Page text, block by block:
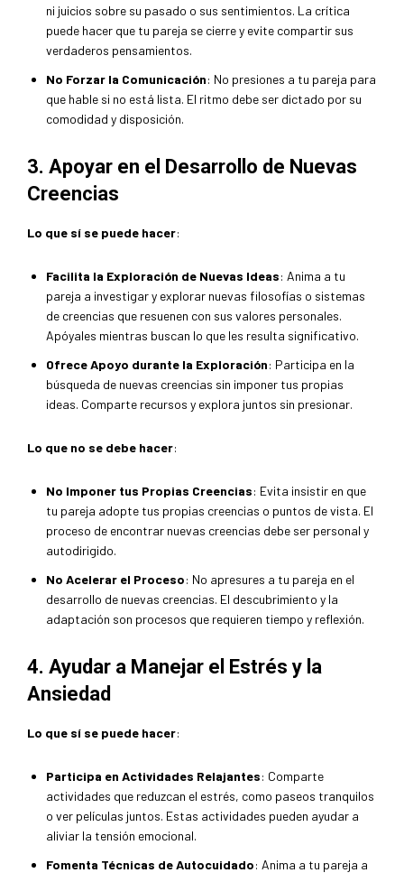
ni juicios sobre su pasado o sus sentimientos. La crítica
puede hacer que tu pareja se cierre y evite compartir sus
verdaderos pensamientos.
No Forzar la Comunicación: No presiones a tu pareja para
que hable si no está lista. El ritmo debe ser dictado por su
comodidad y disposición.
3. Apoyar en el Desarrollo de Nuevas
Creencias
Lo que sí se puede hacer:
Facilita la Exploración de Nuevas Ideas: Anima a tu
pareja a investigar y explorar nuevas filosofías o sistemas
de creencias que resuenen con sus valores personales.
Apóyales mientras buscan lo que les resulta significativo.
Ofrece Apoyo durante la Exploración: Participa en la
búsqueda de nuevas creencias sin imponer tus propias
ideas. Comparte recursos y explora juntos sin presionar.
Lo que no se debe hacer:
No Imponer tus Propias Creencias: Evita insistir en que
tu pareja adopte tus propias creencias o puntos de vista. El
proceso de encontrar nuevas creencias debe ser personal y
autodirigido.
No Acelerar el Proceso: No apresures a tu pareja en el
desarrollo de nuevas creencias. El descubrimiento y la
adaptación son procesos que requieren tiempo y reflexión.
4. Ayudar a Manejar el Estrés y la
Ansiedad
Lo que sí se puede hacer:
Participa en Actividades Relajantes: Comparte
actividades que reduzcan el estrés, como paseos tranquilos
o ver películas juntos. Estas actividades pueden ayudar a
aliviar la tensión emocional.
Fomenta Técnicas de Autocuidado: Anima a tu pareja a